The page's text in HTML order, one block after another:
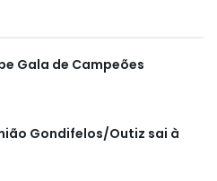
Gala de Campeões
Gondifelos/Outiz sai à